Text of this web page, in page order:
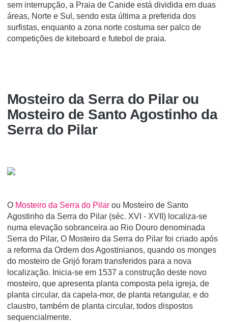
sem interrupção, a Praia de Canide está dividida em duas
áreas, Norte e Sul, sendo esta última a preferida dos
surfistas, enquanto a zona norte costuma ser palco de
competições de kiteboard e futebol de praia.
Mosteiro da Serra do Pilar ou
Mosteiro de Santo Agostinho da
Serra do Pilar
O Mosteiro da Serra do Pilar ou Mosteiro de Santo
Agostinho da Serra do Pilar (séc. XVI - XVII) localiza-se
numa elevação sobranceira ao Rio Douro denominada
Serra do Pilar, O Mosteiro da Serra do Pilar foi criado após
a reforma da Ordem dos Agostinianos, quando os monges
do mosteiro de Grijó foram transferidos para a nova
localização. Inicia-se em 1537 a construção deste novo
mosteiro, que apresenta planta composta pela igreja, de
planta circular, da capela-mor, de planta retangular, e do
claustro, também de planta circular, todos dispostos
sequencialmente.